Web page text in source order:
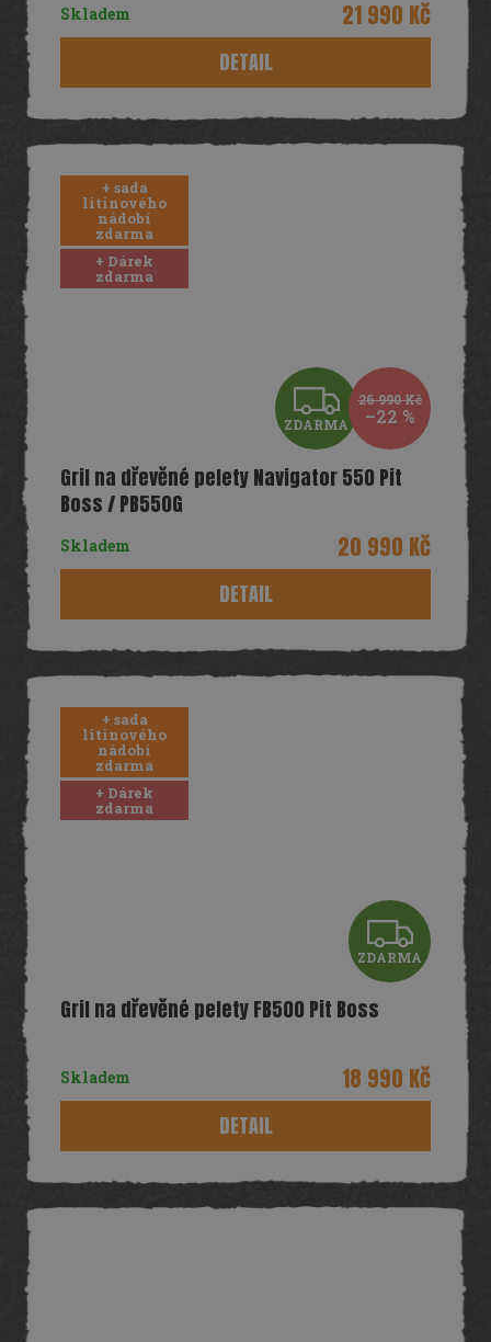
A
Skladem 21 990 Kč
DETAIL
+ sada
litinového
nádobí
zdarma
+ Dárek
zdarma
Z
D
A
R
M
A
ZDARMA
26 990 Kč
–22 %
Gril na dřevěné pelety Navigator 550 Pit
Boss / PB550G
Skladem 20 990 Kč
DETAIL
+ sada
litinového
nádobí
zdarma
+ Dárek
zdarma
Z
D
R
A
ZDARMA
Gril na dřevěné pelety FB500 Pit Boss
Skladem 18 990 Kč
DETAIL